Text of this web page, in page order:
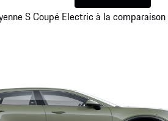
S Coupé Electric à la comparaison